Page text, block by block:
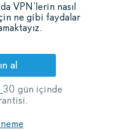
VPN’lerin nasıl
için ne gibi faydalar
al
30 gün içinde